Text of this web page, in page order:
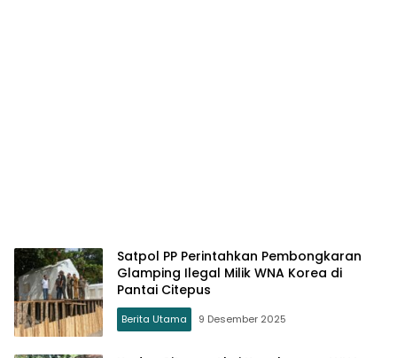
Satpol PP Perintahkan Pembongkaran
Glamping Ilegal Milik WNA Korea di
Pantai Citepus
Berita Utama 9 Desember 2025